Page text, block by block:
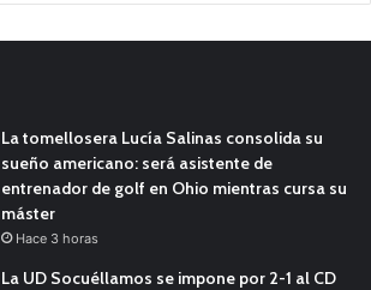
La tomellosera Lucía Salinas consolida su
sueño americano: será asistente de
entrenador de golf en Ohio mientras cursa su
máster
Hace 3 horas
La UD Socuéllamos se impone por 2-1 al CD